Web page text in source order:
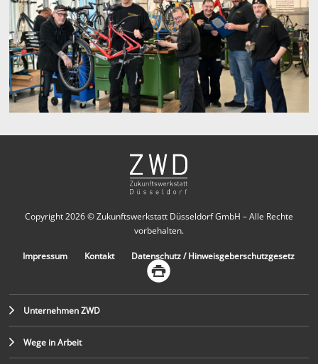
Copyright 2026 © Zukunftswerkstatt Düsseldorf GmbH – Alle Rechte
vorbehalten.
Impressum Kontakt Datenschutz / Hinweisgeberschutzgesetz
Unternehmen ZWD
Wege in Arbeit